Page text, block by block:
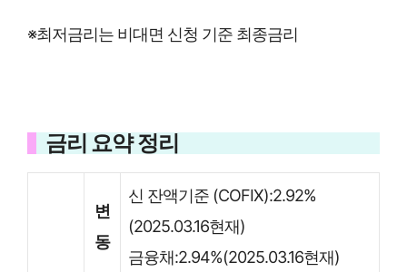
※최저금리는 비대면 신청 기준 최종금리
금리 요약 정리
변
동
신 잔액기준 (COFIX):2.92%
(2025.03.16현재)
금융채:2.94%(2025.03.16현재)